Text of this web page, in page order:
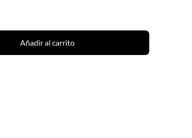
Añadir al carrito